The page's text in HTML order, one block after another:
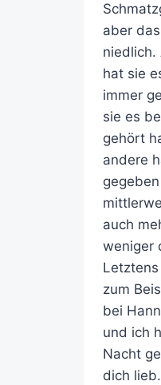
aber
niedlich.
hat sie
immer
sie es
gehört
andere
auch
weniger
zum
bei
und ich
Nacht
dich